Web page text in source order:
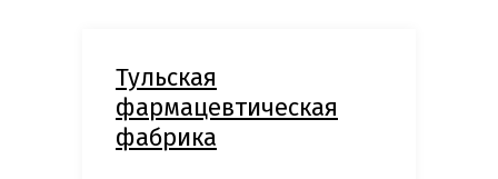
Тульская
фармацевтическая
фабрика